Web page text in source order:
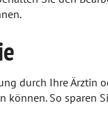
durch Ihre
können. So